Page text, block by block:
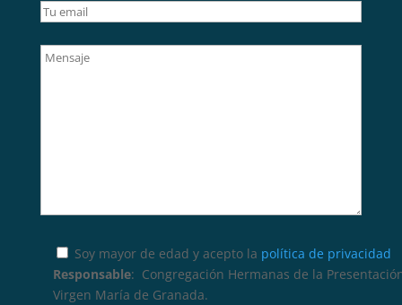
Soy mayor de edad y acepto la política de privacidad
Responsable: Congregación Hermanas de la
Virgen María de Granada.